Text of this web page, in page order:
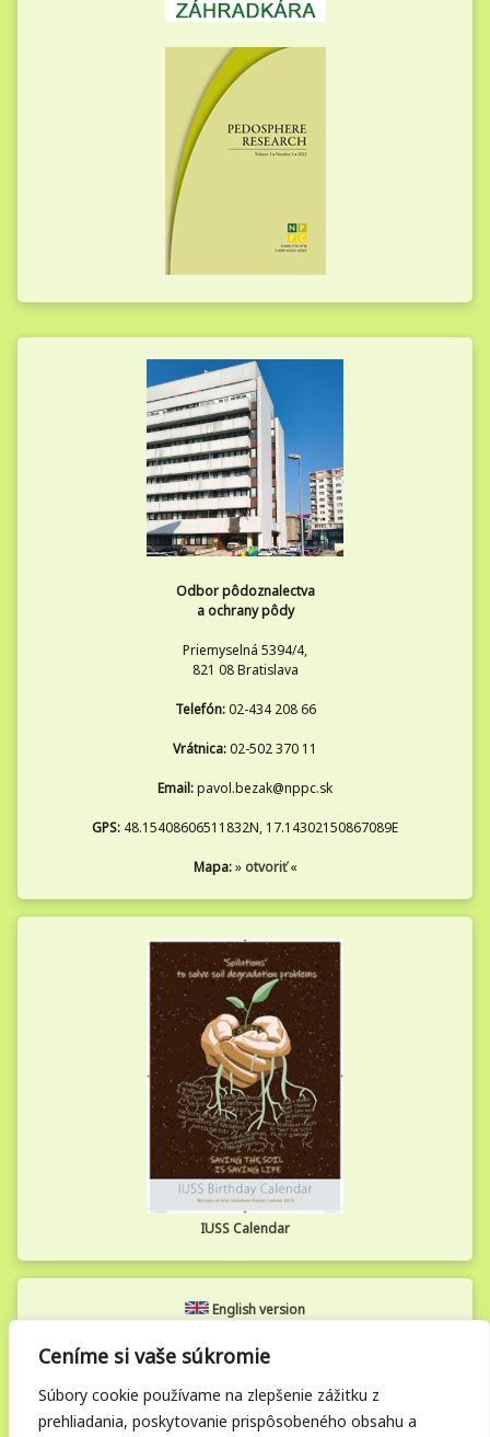
Ceníme si vaše súkromie
Súbory cookie používame na zlepšenie zážitku z
prehliadania, poskytovanie prispôsobeného obsahu a
Odbor pôdoznalectva
a ochrany pôdy
Priemyselná 5394/4,
821 08 Bratislava
Telefón:02-434 208 66
Vrátnica:02-502 370 11
Email:pavol.bezak@nppc.sk
GPS: 48.15408606511832N, 17.14302150867089E
Mapa:» otvoriť«
IUSS Calendar
English version
Zamestnanecká zóna